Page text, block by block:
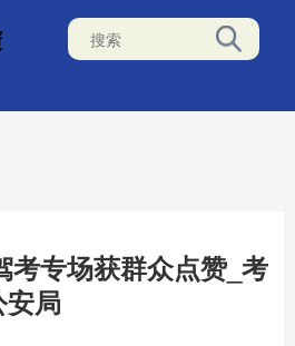
考专场获群众点赞_考
局